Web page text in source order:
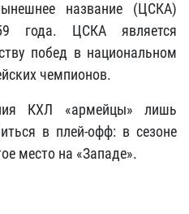
название (ЦСКА)
года. ЦСКА является
побед в национальном
чемпионов.
КХЛ «армейцы» лишь
в плей-офф: в сезоне
место на «Западе».